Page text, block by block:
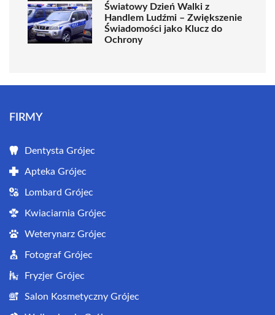
Światowy Dzień Walki z
Handlem Ludźmi – Zwiększenie
Świadomości jako Klucz do
Ochrony
FIRMY
Dentysta Grójec
Apteka Grójec
Lombard Grójec
Kwiaciarnia Grójec
Weterynarz Grójec
Fotograf Grójec
Fryzjer Grójec
Salon Kosmetyczny Grójec